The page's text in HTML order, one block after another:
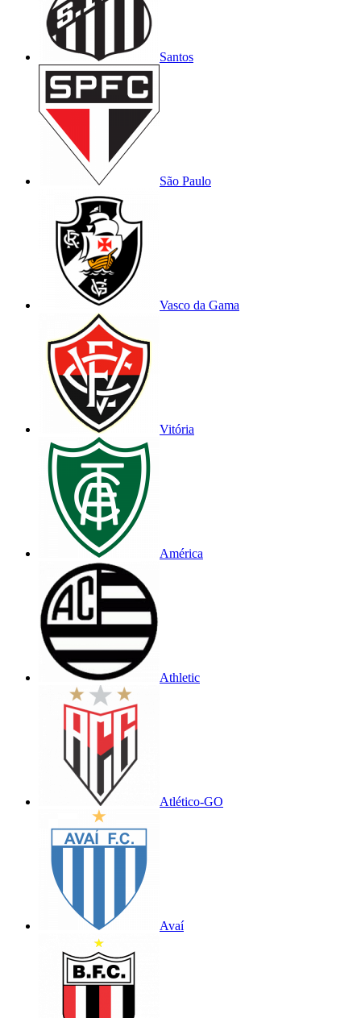
Santos
São Paulo
Vasco da Gama
Vitória
América
Athletic
Atlético-GO
Avaí